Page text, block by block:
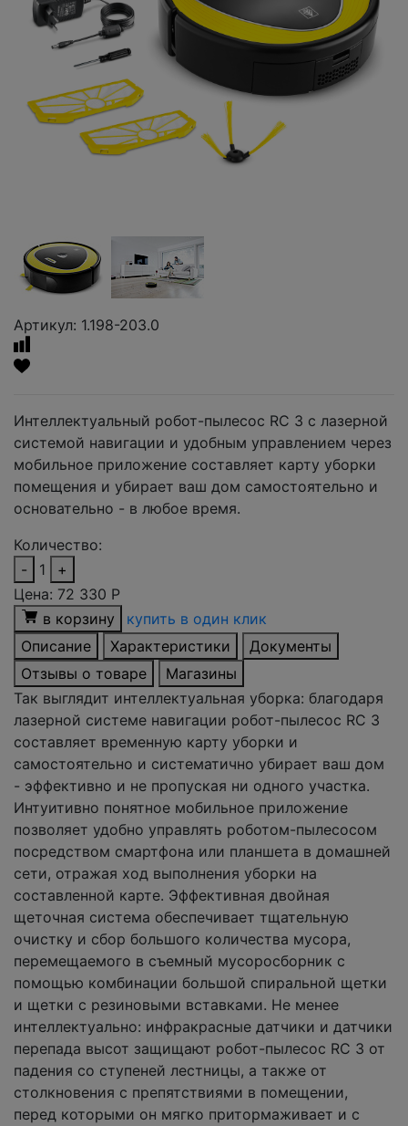
Артикул: 1.198-203.0
Интеллектуальный робот-пылесос RC 3 с лазерной
системой навигации и удобным управлением через
мобильное приложение составляет карту уборки
помещения и убирает ваш дом самостоятельно и
основательно - в любое время.
Количество:
-
1
+
Цена: 72 330 Р
в корзину
купить в один клик
Описание
Характеристики
Документы
Отзывы о товаре
Магазины
Так выглядит интеллектуальная уборка: благодаря
лазерной системе навигации робот-пылесос RC 3
составляет временную карту уборки и
самостоятельно и систематично убирает ваш дом
- эффективно и не пропуская ни одного участка.
Интуитивно понятное мобильное приложение
позволяет удобно управлять роботом-пылесосом
посредством смартфона или планшета в домашней
сети, отражая ход выполнения уборки на
составленной карте. Эффективная двойная
щеточная система обеспечивает тщательную
очистку и сбор большого количества мусора,
перемещаемого в съемный мусоросборник с
помощью комбинации большой спиральной щетки
и щетки с резиновыми вставками. Не менее
интеллектуально: инфракрасные датчики и датчики
перепада высот защищают робот-пылесос RC 3 от
падения со ступеней лестницы, а также от
столкновения с препятствиями в помещении,
перед которыми он мягко притормаживает и с